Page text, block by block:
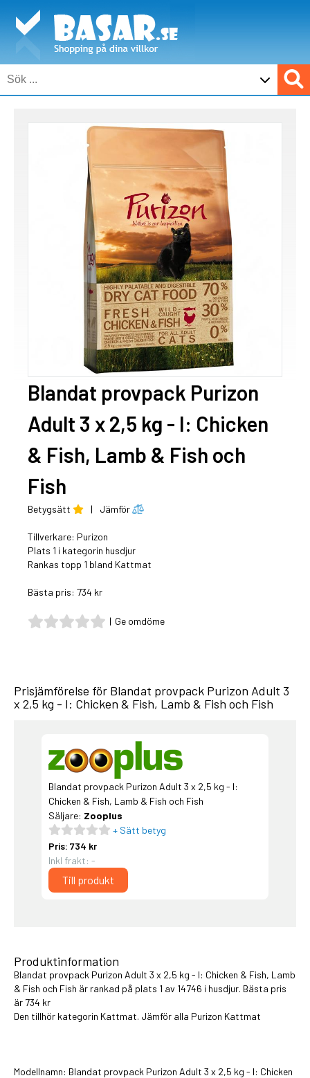
Blandat provpack Purizon
Adult 3 x 2,5 kg - I: Chicken
& Fish, Lamb & Fish och
Fish
Betygsätt | Jämför
Tillverkare: Purizon
Plats 1 i kategorin husdjur
Rankas topp 1 bland Kattmat
Bästa pris: 734 kr
| Ge omdöme
Prisjämförelse för Blandat provpack Purizon Adult 3
x 2,5 kg - I: Chicken & Fish, Lamb & Fish och Fish
Blandat provpack Purizon Adult 3 x 2,5 kg - I:
Chicken & Fish, Lamb & Fish och Fish
Säljare: Zooplus
+ Sätt betyg
Pris: 734 kr
Inkl frakt: -
Till produkt
Produktinformation
Blandat provpack Purizon Adult 3 x 2,5 kg - I: Chicken & Fish, Lamb
& Fish och Fish är rankad på plats 1 av 14746 i husdjur. Bästa pris
är 734 kr
Den tillhör kategorin Kattmat. Jämför alla Purizon Kattmat
Modellnamn: Blandat provpack Purizon Adult 3 x 2,5 kg - I: Chicken